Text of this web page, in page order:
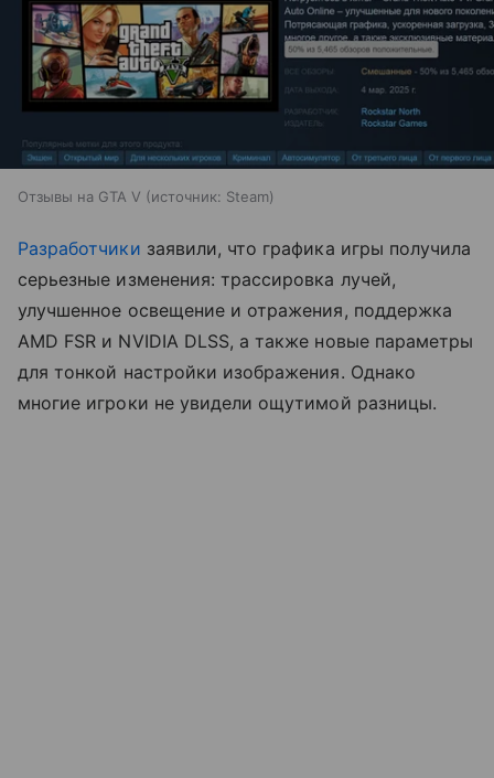
Отзывы на GTA V источник: Steam
Разработчики заявили, что графика игры получила
серьезные изменения: трассировка лучей,
улучшенное освещение и отражения, поддержка
AMD FSR и NVIDIA DLSS, а также новые параметры
для тонкой настройки изображения. Однако
многие игроки не увидели ощутимой разницы.